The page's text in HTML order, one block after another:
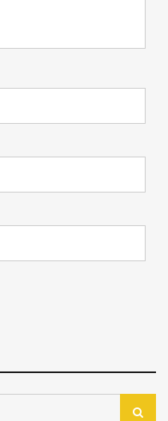
Search